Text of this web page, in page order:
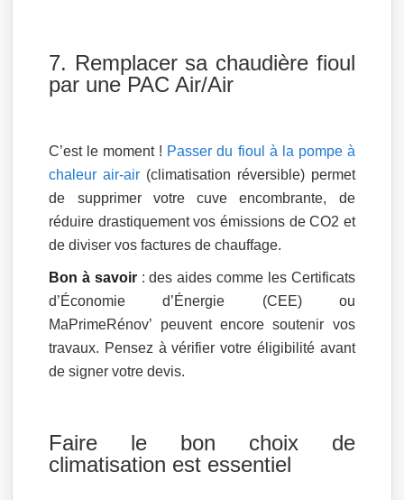
7. Remplacer sa chaudière fioul
par une PAC Air/Air
C’est le moment ! Passer du fioul à la pompe à
chaleur air-air (climatisation réversible) permet
de supprimer votre cuve encombrante, de
réduire drastiquement vos émissions de CO2 et
de diviser vos factures de chauffage.
Bon à savoir: des aides comme les Certificats
d’Économie d’Énergie (CEE) ou
MaPrimeRénov’ peuvent encore soutenir vos
travaux. Pensez à vérifier votre éligibilité avant
de signer votre devis.
Faire le bon choix de
climatisation est essentiel